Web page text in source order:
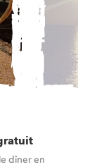
dîner en